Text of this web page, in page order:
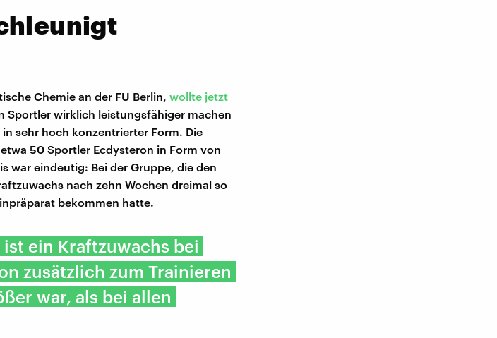
Chemie an der FU Berlin, wollte jetzt
Sportler wirklich leistungsfähiger machen
sehr hoch konzentrierter Form. Die
50 Sportler Ecdysteron in Form von
war eindeutig: Bei der Gruppe, die den
nach zehn Wochen dreimal so
bekommen hatte.
ein Kraftzuwachs bei
zusätzlich zum Trainieren
war, als bei allen